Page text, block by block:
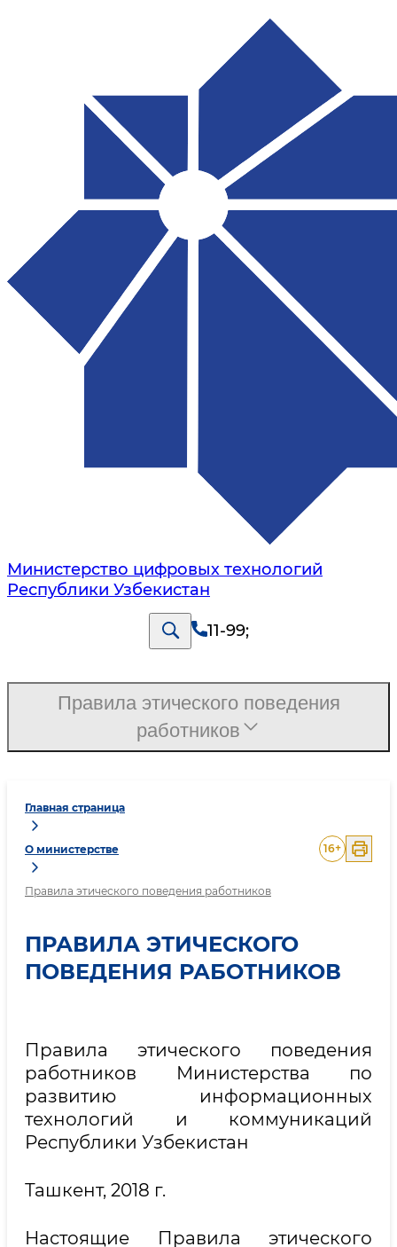
Министерство цифровых технологий
Республики Узбекистан
11-99;
Главная страница
О министерстве
Правила этического поведения работников
16+
ПРАВИЛА ЭТИЧЕСКОГО
ПОВЕДЕНИЯ РАБОТНИКОВ
Правила этического поведения
работников Министерства по
развитию информационных
технологий и коммуникаций
Республики Узбекистан
Ташкент, 2018 г.
Настоящие Правила этического
Правила этического поведения
работников